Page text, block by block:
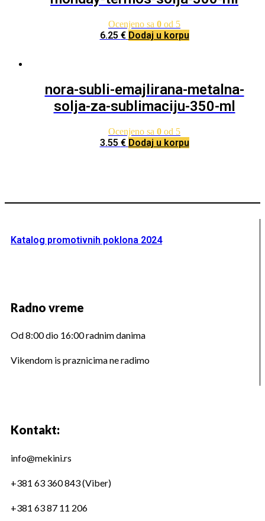
Ocenjeno sa 0 od 5
6.25 € Dodaj u korpu
nora-subli-emajlirana-metalna-
solja-za-sublimaciju-350-ml
Ocenjeno sa 0 od 5
3.55 € Dodaj u korpu
Katalog promotivnih poklona 2024
Radno vreme
Od 8:00 dio 16:00 radnim danima
Vikendom is praznicima ne radimo
Kontakt:
info@mekini.rs
+381 63 360 843 (Viber)
+381 63 87 11 206